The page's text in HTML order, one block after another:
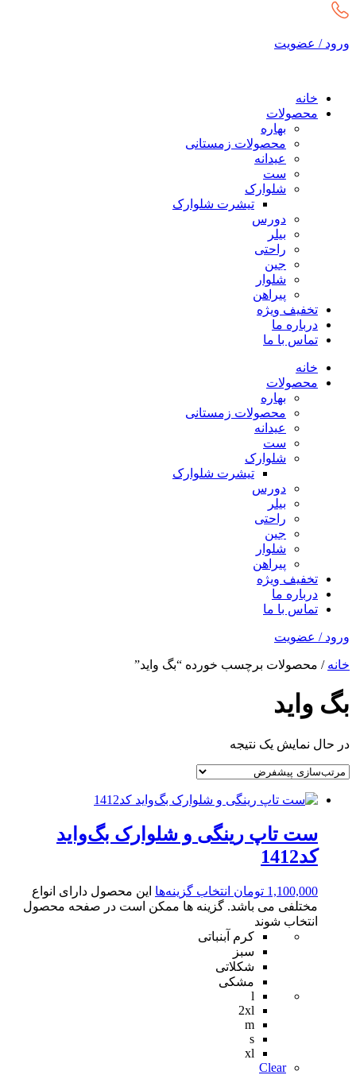
ورود / عضویت
خانه
محصولات
بهاره
محصولات زمستانی
عیدانه
ست
شلوارک
تیشرت شلوارک
دورس
بیلر
راحتی
جین
شلوار
پیراهن
تخفیف ویژه
درباره ما
تماس با ما
خانه
محصولات
بهاره
محصولات زمستانی
عیدانه
ست
شلوارک
تیشرت شلوارک
دورس
بیلر
راحتی
جین
شلوار
پیراهن
تخفیف ویژه
درباره ما
تماس با ما
ورود / عضویت
خانه / محصولات برچسب خورده “بگ واید”
بگ واید
در حال نمایش یک نتیجه
ست تاپ رینگی و شلوارک بگ‌واید
کد1412
1,100,000 تومان انتخاب گزینه‌ها این محصول دارای انواع
مختلفی می باشد. گزینه ها ممکن است در صفحه محصول
انتخاب شوند
کرم آبنباتی
سبز
شکلاتی
مشکی
l
2xl
m
s
xl
Clear